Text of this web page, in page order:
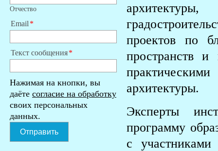
Отчество
Email
Текст сообщения
Нажимая на кнопки, вы
даёте согласие на обработку
своих персональных
данных.
Отправить
проектов по
пространств
архитектуры.
Эксперты
программу
с